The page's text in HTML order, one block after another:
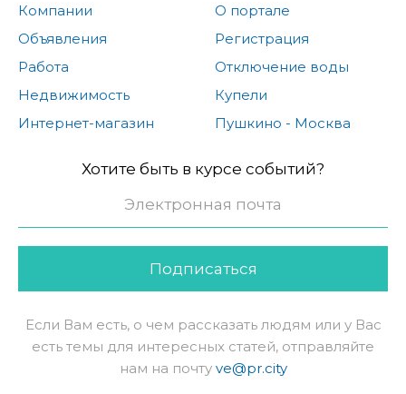
Компании
Объявления
Работа
Недвижимость
Интернет-магазин
О портале
Регистрация
Отключение воды
Купели
Пушкино - Москва
Хотите быть в курсе событий?
Подписаться
Если Вам есть, о чем рассказать людям или у Вас
есть темы для интересных статей, отправляйте
нам на почту ve@pr.city